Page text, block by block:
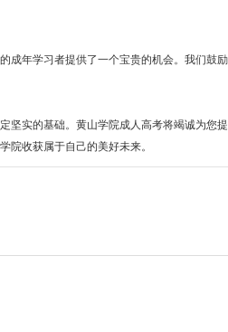
学习者提供了一个宝贵的机会。我们鼓
的基础。黄山学院成人高考将竭诚为您提
院收获属于自己的美好未来。